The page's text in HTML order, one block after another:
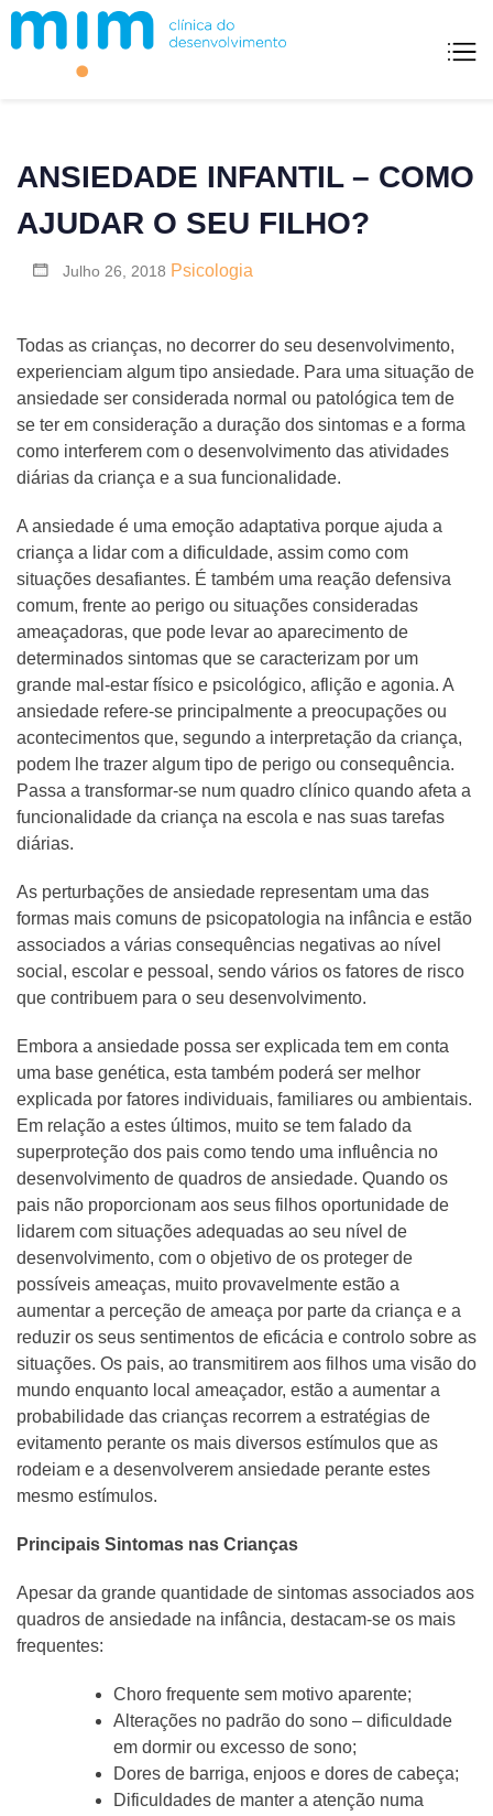
Skip
ANSIEDADE INFANTIL – COMO
AJUDAR O SEU FILHO?
Julho 26, 2018 Psicologia
Todas as crianças, no decorrer do seu desenvolvimento,
experienciam algum tipo ansiedade. Para uma situação de
ansiedade ser considerada normal ou patológica tem de
se ter em consideração a duração dos sintomas e a forma
como interferem com o desenvolvimento das atividades
diárias da criança e a sua funcionalidade.
A ansiedade é uma emoção adaptativa porque ajuda a
criança a lidar com a dificuldade, assim como com
situações desafiantes. É também uma reação defensiva
comum, frente ao perigo ou situações consideradas
ameaçadoras, que pode levar ao aparecimento de
determinados sintomas que se caracterizam por um
grande mal-estar físico e psicológico, aflição e agonia. A
ansiedade refere-se principalmente a preocupações ou
acontecimentos que, segundo a interpretação da criança,
podem lhe trazer algum tipo de perigo ou consequência.
Passa a transformar-se num quadro clínico quando afeta a
funcionalidade da criança na escola e nas suas tarefas
diárias.
As perturbações de ansiedade representam uma das
formas mais comuns de psicopatologia na infância e estão
associados a várias consequências negativas ao nível
social, escolar e pessoal, sendo vários os fatores de risco
que contribuem para o seu desenvolvimento.
Embora a ansiedade possa ser explicada tem em conta
uma base genética, esta também poderá ser melhor
explicada por fatores individuais, familiares ou ambientais.
Em relação a estes últimos, muito se tem falado da
superproteção dos pais como tendo uma influência no
desenvolvimento de quadros de ansiedade. Quando os
pais não proporcionam aos seus filhos oportunidade de
lidarem com situações adequadas ao seu nível de
desenvolvimento, com o objetivo de os proteger de
possíveis ameaças, muito provavelmente estão a
aumentar a perceção de ameaça por parte da criança e a
reduzir os seus sentimentos de eficácia e controlo sobre as
situações. Os pais, ao transmitirem aos filhos uma visão do
mundo enquanto local ameaçador, estão a aumentar a
probabilidade das crianças recorrem a estratégias de
evitamento perante os mais diversos estímulos que as
rodeiam e a desenvolverem ansiedade perante estes
mesmo estímulos.
Principais Sintomas nas Crianças
Apesar da grande quantidade de sintomas associados aos
quadros de ansiedade na infância, destacam-se os mais
frequentes:
Choro frequente sem motivo aparente;
Alterações no padrão do sono – dificuldade
em dormir ou excesso de sono;
Dores de barriga, enjoos e dores de cabeça;
Dificuldades de manter a atenção numa